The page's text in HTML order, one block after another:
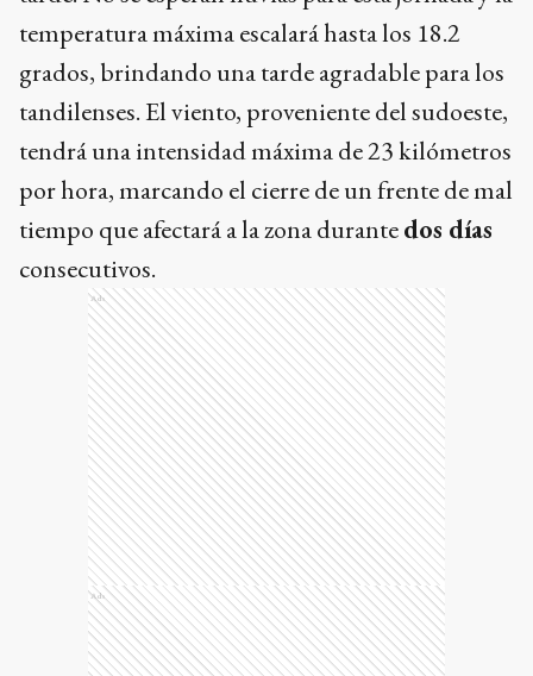
temperatura máxima escalará hasta los 18.2
grados, brindando una tarde agradable para los
tandilenses. El viento, proveniente del sudoeste,
tendrá una intensidad máxima de 23 kilómetros
por hora, marcando el cierre de un frente de mal
tiempo que afectará a la zona durantedos días
consecutivos.
Ads
Ads